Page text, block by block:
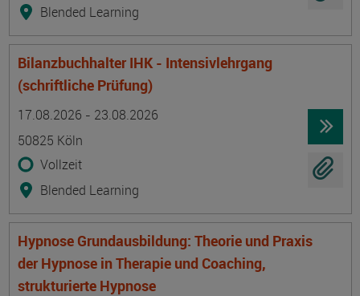
Blended Learning
Bilanzbuchhalter IHK - Intensivlehrgang
(schriftliche Prüfung)
17.08.2026 - 23.08.2026
50825 Köln
Vollzeit
Blended Learning
Hypnose Grundausbildung: Theorie und Praxis
der Hypnose in Therapie und Coaching,
strukturierte Hypnose